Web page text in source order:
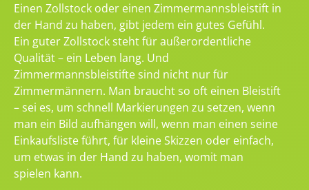
Einen Zollstock oder einen Zimmermannsbleistift in
der Hand zu haben, gibt jedem ein gutes Gefühl.
Ein guter Zollstock steht für außerordentliche
Qualität – ein Leben lang. Und
Zimmermannsbleistifte sind nicht nur für
Zimmermännern. Man braucht so oft einen Bleistift
– sei es, um schnell Markierungen zu setzen, wenn
man ein Bild aufhängen will, wenn man einen seine
Einkaufsliste führt, für kleine Skizzen oder einfach,
um etwas in der Hand zu haben, womit man
spielen kann.